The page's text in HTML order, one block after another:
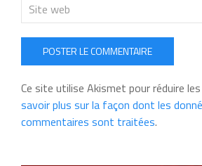
POSTER LE COMMENTAIRE
Ce site utilise Akismet pour réduire
savoir plus sur la façon dont les
commentaires sont traitées.